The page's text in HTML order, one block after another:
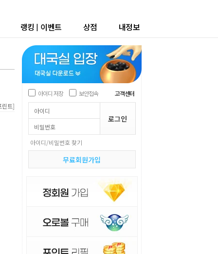
랭킹 | 이벤트 상점 내정보
린트]
아이디 저장 보안접속 고객센터
아이디/비밀번호 찾기
무료회원가입